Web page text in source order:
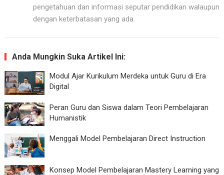
pengetahuan dan informasi seputar pendidikan walaupun
dengan keterbatasan yang ada.
Anda Mungkin Suka Artikel Ini:
Modul Ajar Kurikulum Merdeka untuk Guru di Era
Digital
Peran Guru dan Siswa dalam Teori Pembelajaran
Humanistik
Menggali Model Pembelajaran Direct Instruction
Konsep Model Pembelajaran Mastery Learning yang